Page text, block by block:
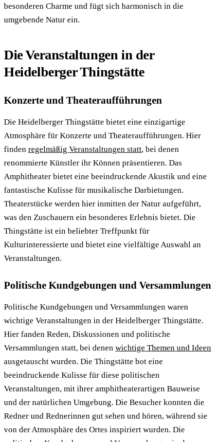
besonderen Charme und fügt sich harmonisch in die
umgebende Natur ein.
Die Veranstaltungen in der
Heidelberger Thingstätte
Konzerte und Theateraufführungen
Die Heidelberger Thingstätte bietet eine einzigartige
Atmosphäre für Konzerte und Theateraufführungen. Hier
finden regelmäßig Veranstaltungen statt, bei denen
renommierte Künstler ihr Können präsentieren. Das
Amphitheater bietet eine beeindruckende Akustik und eine
fantastische Kulisse für musikalische Darbietungen.
Theaterstücke werden hier inmitten der Natur aufgeführt,
was den Zuschauern ein besonderes Erlebnis bietet. Die
Thingstätte ist ein beliebter Treffpunkt für
Kulturinteressierte und bietet eine vielfältige Auswahl an
Veranstaltungen.
Politische Kundgebungen und Versammlungen
Politische Kundgebungen und Versammlungen waren
wichtige Veranstaltungen in der Heidelberger Thingstätte.
Hier fanden Reden, Diskussionen und politische
Versammlungen statt, bei denen wichtige Themen und Ideen
ausgetauscht wurden. Die Thingstätte bot eine
beeindruckende Kulisse für diese politischen
Veranstaltungen, mit ihrer amphitheaterartigen Bauweise
und der natürlichen Umgebung. Die Besucher konnten die
Redner und Rednerinnen gut sehen und hören, während sie
von der Atmosphäre des Ortes inspiriert wurden. Die